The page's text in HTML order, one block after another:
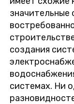
создания
системах. Ни